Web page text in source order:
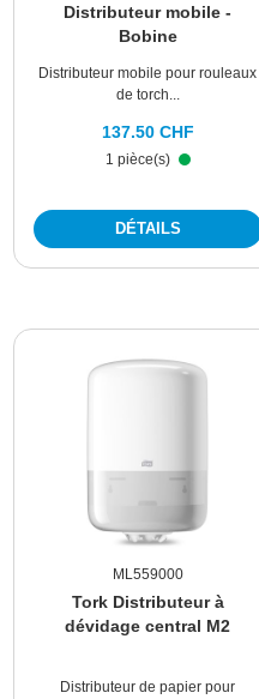
Distributeur mobile -
Bobine
Distributeur mobile pour rouleaux
de torch...
1 pièce(s)
137.50 CHF
DÉTAILS
ML559000
Tork Distributeur à
dévidage central M2
Distributeur de papier pour